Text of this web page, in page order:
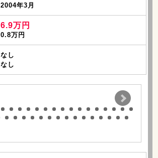
2004年3月
6.9万円
0.8万円
なし
なし